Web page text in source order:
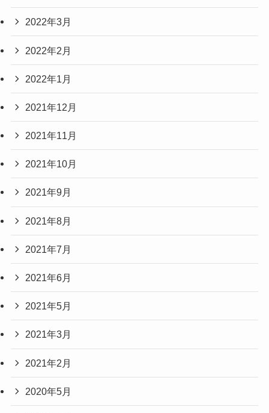
2022年3月
2022年2月
2022年1月
2021年12月
2021年11月
2021年10月
2021年9月
2021年8月
2021年7月
2021年6月
2021年5月
2021年3月
2021年2月
2020年5月